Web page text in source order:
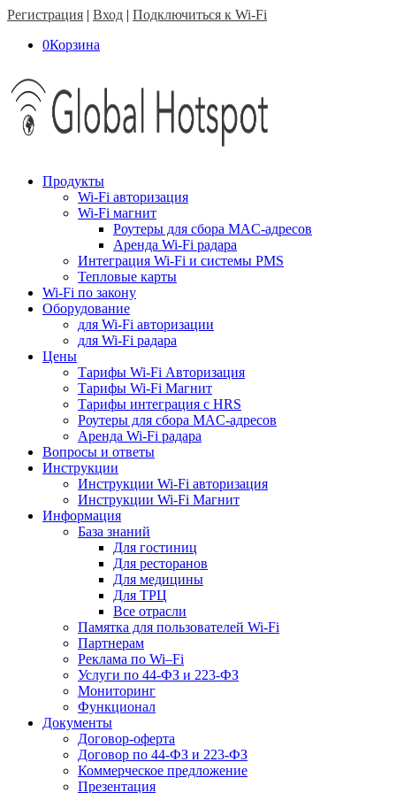
Регистрация | Вход | Подключиться к Wi-Fi
0Корзина
Продукты
Wi-Fi авторизация
Wi-Fi магнит
Роутеры для сбора MAC-адресов
Аренда Wi-Fi радара
Интеграция Wi-Fi и системы PMS
Тепловые карты
Wi-Fi по закону
Оборудование
для Wi-Fi авторизации
для Wi-Fi радара
Цены
Тарифы Wi-Fi Авторизация
Тарифы Wi-Fi Магнит
Тарифы интеграция с HRS
Роутеры для сбора MAC-адресов
Аренда Wi-Fi радара
Вопросы и ответы
Инструкции
Инструкции Wi-Fi авторизация
Инструкции Wi-Fi Магнит
Информация
База знаний
Для гостиниц
Для ресторанов
Для медицины
Для ТРЦ
Все отрасли
Памятка для пользователей Wi-Fi
Партнерам
Реклама по Wi–Fi
Услуги по 44-ФЗ и 223-ФЗ
Мониторинг
Функционал
Документы
Договор-оферта
Договор по 44-ФЗ и 223-ФЗ
Коммерческое предложение
Презентация